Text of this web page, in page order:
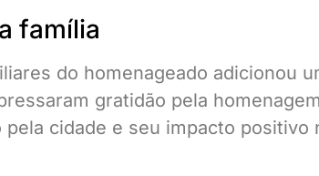
família
do homenageado adicionou
gratidão pela
cidade e seu impacto positivo